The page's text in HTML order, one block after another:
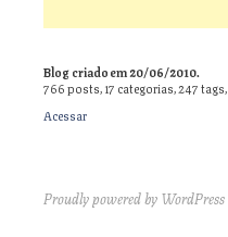
Blog criado em 20/06/2010.
766posts,17 categorias,247tags,
Acessar
Proudly powered by WordPress